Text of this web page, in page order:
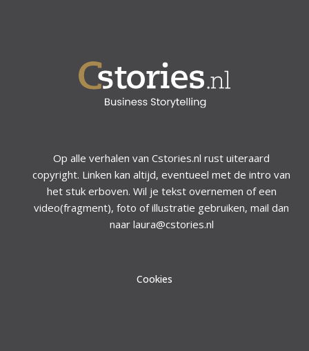
Op alle verhalen van Cstories.nl rust uiteraard
copyright. Linken kan altijd, eventueel met de intro van
het stuk erboven. Wil je tekst overnemen of een
video(fragment), foto of illustratie gebruiken, mail dan
naar laura@cstories.nl
Cookies